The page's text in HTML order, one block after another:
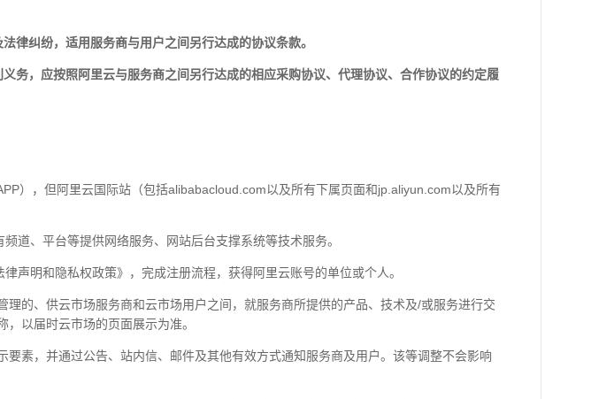
律纠纷，适用服务商与用户之间另行达成的协议条款。
务，应按照阿里云与服务商之间另行达成的相应采购协议、代理协议、合作协议的约定履
），但阿里云国际站（包括alibabacloud.com以及所有下属页面和jp.aliyun.com以及所有
道、平台等提供网络服务、网站后台支撑系统等技术服务。
声明和隐私权政策》，完成注册流程，获得阿里云账号的单位或个人。
的、供云市场服务商和云市场用户之间，就服务商所提供的产品、技术及/或服务进行交
以届时云市场的页面展示为准。
素，并通过公告、站内信、邮件及其他有效方式通知服务商及用户。该等调整不会影响